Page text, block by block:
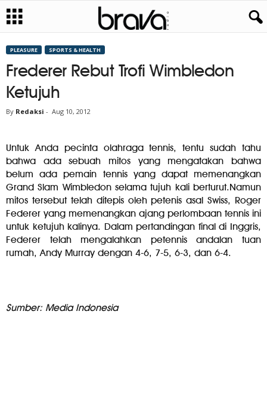
PLEASURE SPORTS & HEALTH
Frederer Rebut Trofi Wimbledon
Ketujuh
By Redaksi - Aug 10, 2012
Untuk Anda pecinta olahraga tennis, tentu sudah tahu
bahwa ada sebuah mitos yang mengatakan bahwa
belum ada pemain tennis yang dapat memenangkan
Grand Slam Wimbledon selama tujuh kali berturut.Namun
mitos tersebut telah ditepis oleh petenis asal Swiss, Roger
Federer yang memenangkan ajang perlombaan tennis ini
untuk ketujuh kalinya. Dalam pertandingan final di Inggris,
Federer telah mengalahkan petennis andalan tuan
rumah, Andy Murray dengan 4-6, 7-5, 6-3, dan 6-4.
Sumber: Media Indonesia